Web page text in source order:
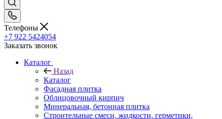
Телефоны
+7 922 5424054
Заказать звонок
Каталог
Назад
Каталог
Фасадная плитка
Облицовочный кирпич
Минеральная, бетонная плитка
Строительные смеси, жидкости, герметики,